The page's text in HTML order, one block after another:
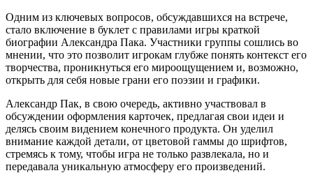
Одним из ключевых вопросов, обсуждавшихся на встрече,
стало включение в буклет с правилами игры краткой
биографии Александра Пака. Участники группы сошлись во
мнении, что это позволит игрокам глубже понять контекст его
творчества, проникнуться его мироощущением и, возможно,
открыть для себя новые грани его поэзии и графики.
Александр Пак, в свою очередь, активно участвовал в
обсуждении оформления карточек, предлагая свои идеи и
делясь своим видением конечного продукта. Он уделил
внимание каждой детали, от цветовой гаммы до шрифтов,
стремясь к тому, чтобы игра не только развлекала, но и
передавала уникальную атмосферу его произведений.